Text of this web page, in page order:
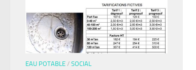
EAU POTABLE / SOCIAL